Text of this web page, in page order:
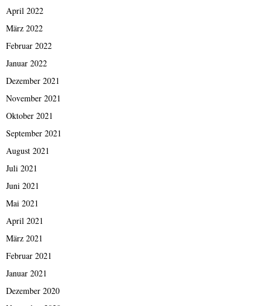
April 2022
März 2022
Februar 2022
Januar 2022
Dezember 2021
November 2021
Oktober 2021
September 2021
August 2021
Juli 2021
Juni 2021
Mai 2021
April 2021
März 2021
Februar 2021
Januar 2021
Dezember 2020